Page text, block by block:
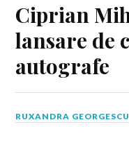
Ciprian
lansare de
autografe
RUXANDRA GEORGESCU